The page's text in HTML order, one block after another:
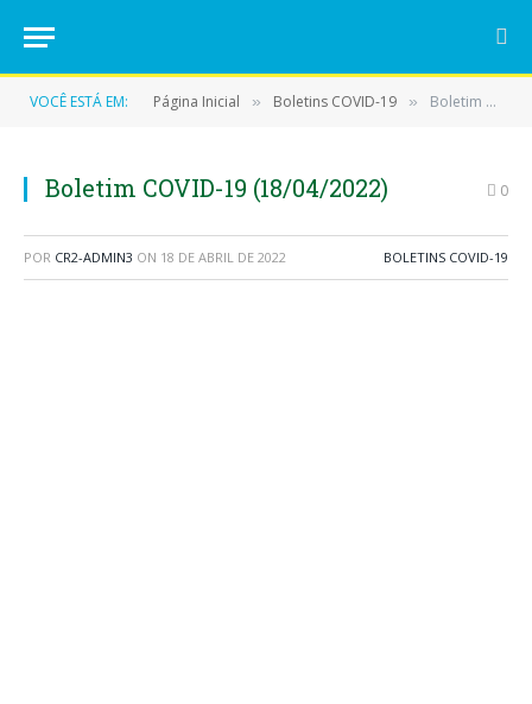
VOCÊ ESTÁ EM: Página Inicial » Boletins COVID-19 » Boletim COVID-19 (18/04/2022)
Boletim COVID-19 (18/04/2022) 0
POR CR2-ADMIN3 ON 18 DE ABRIL DE 2022 BOLETINS COVID-19